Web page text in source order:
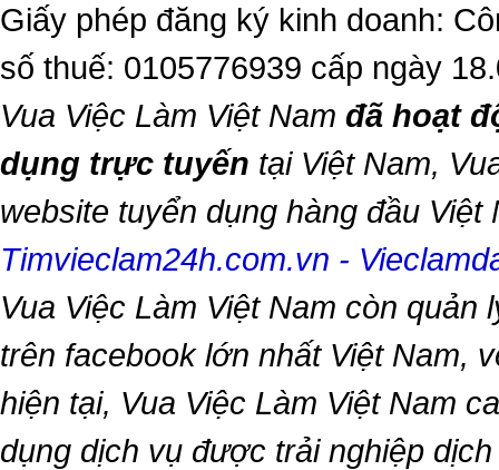
Giấy phép đăng ký kinh doanh:
số thuế: 0105776939 cấp ngày
Vua Việc Làm Việt Nam đã hoạt
dụng trực tuyến tại Việt Nam,
website tuyển dụng hàng đầu
Timvieclam24h.com.vn -
Vua Việc Làm Việt Nam còn quản
trên facebook lớn nhất Việt Nam,
hiện tại, Vua Việc Làm Việt Nam
dụng dịch vụ được trải nghiệp